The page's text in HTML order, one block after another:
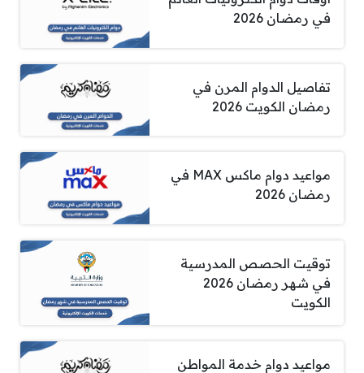
في رمضان 2026
تفاصيل الدوام المرن في
رمضان الكويت 2026
مواعيد دوام ماكس MAX في
رمضان 2026
توقيت الحصص المدرسية
في شهر رمضان 2026
الكويت
مواعيد دوام خدمة المواطن